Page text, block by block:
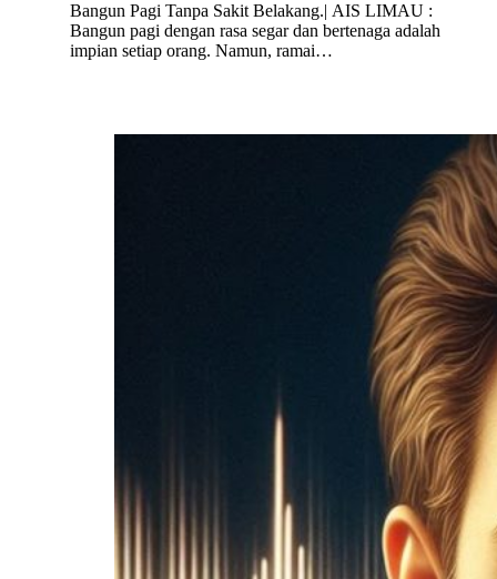
Bangun Pagi Tanpa Sakit Belakang.| AIS LIMAU :
Bangun pagi dengan rasa segar dan bertenaga adalah
impian setiap orang. Namun, ramai…